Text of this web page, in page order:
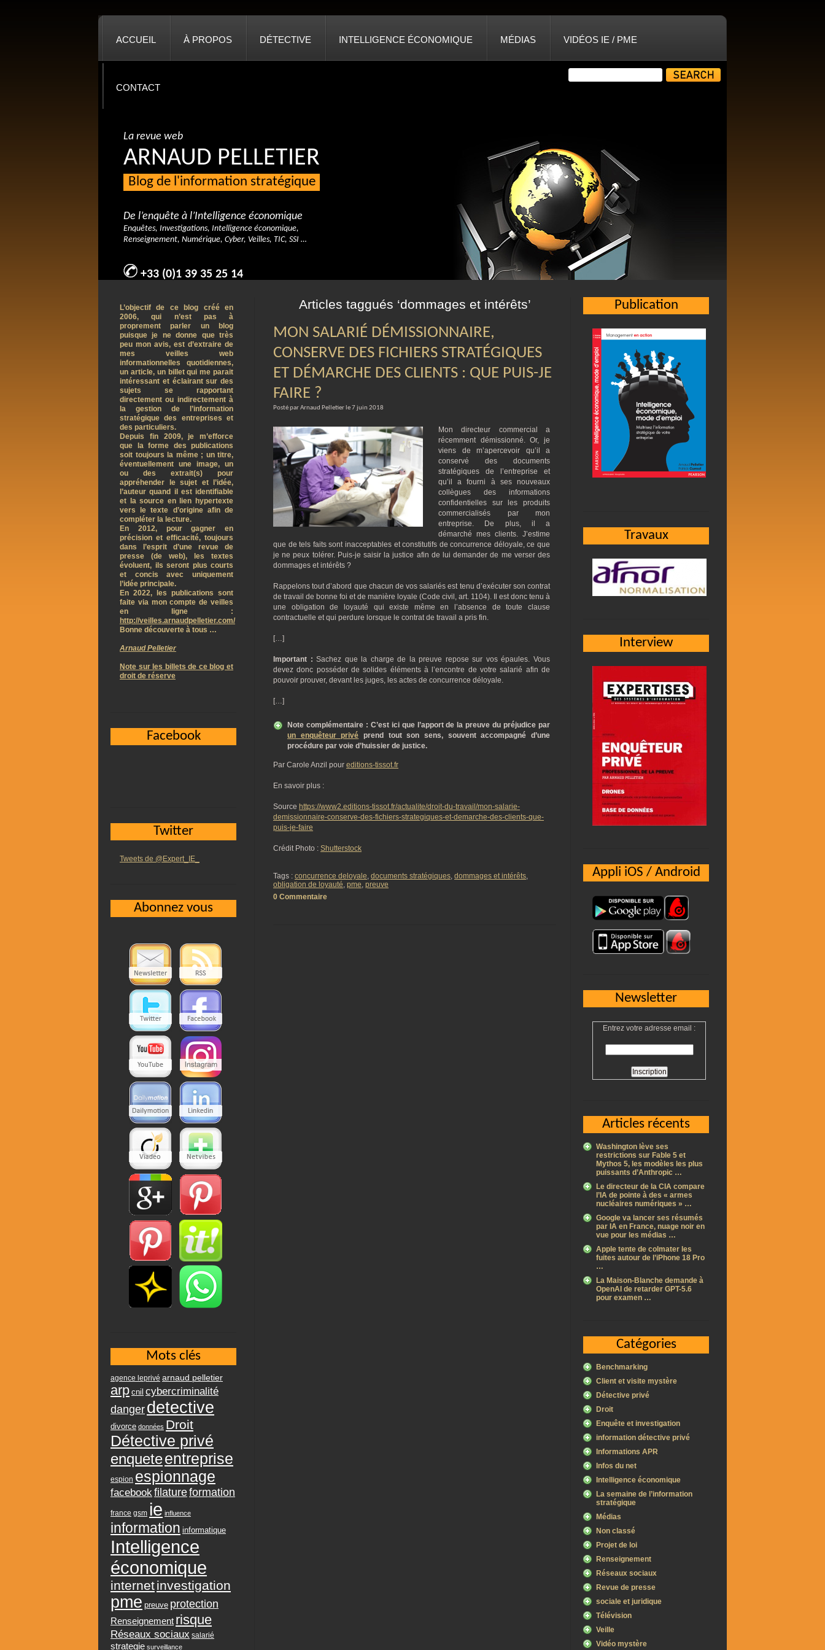
ACCUEIL À PROPOS DÉTECTIVE INTELLIGENCE ÉCONOMIQUE MÉDIAS VIDÉOS IE / PME
CONTACT
La revue web
ARNAUD PELLETIER
Blog de l'information stratégique
De l’enquête à l’Intelligence économique
Enquêtes, Investigations, Intelligence économique,
Renseignement, Numérique, Cyber, Veilles, TIC, SSI …
+33 (0)1 39 35 25 14
Articles taggués ‘dommages et intérêts’
MON SALARIÉ DÉMISSIONNAIRE,
CONSERVE DES FICHIERS STRATÉGIQUES
ET DÉMARCHE DES CLIENTS : QUE PUIS-JE
FAIRE ?
Posté par Arnaud Pelletier le 7 juin 2018
Mon directeur commercial a
récemment démissionné. Or, je
viens de m’apercevoir qu’il a
conservé des documents
stratégiques de l’entreprise et
qu’il a fourni à ses nouveaux
collègues des informations
confidentielles sur les produits
commercialisés par mon
entreprise. De plus, il a
démarché mes clients. J’estime
que de tels faits sont inacceptables et constitutifs de concurrence déloyale, ce que
je ne peux tolérer. Puis-je saisir la justice afin de lui demander de me verser des
dommages et intérêts ?
Rappelons tout d’abord que chacun de vos salariés est tenu d’exécuter son contrat
de travail de bonne foi et de manière loyale (Code civil, art. 1104). Il est donc tenu à
une obligation de loyauté qui existe même en l’absence de toute clause
contractuelle et qui perdure lorsque le contrat de travail a pris fin.
[…]
Important :Sachez que la charge de la preuve repose sur vos épaules. Vous
devez donc posséder de solides éléments à l’encontre de votre salarié afin de
pouvoir prouver, devant les juges, les actes de concurrence déloyale.
[…]
Note complémentaire : C’est ici que l’apport de la preuve du préjudice par
un enquêteur privé prend tout son sens, souvent accompagné d’une
procédure par voie d’huissier de justice.
Par Carole Anzil pour editions-tissot.fr
En savoir plus :
Source https://www2.editions-tissot.fr/actualite/droit-du-travail/mon-salarie-
demissionnaire-conserve-des-fichiers-strategiques-et-demarche-des-clients-que-
puis-je-faire
Crédit Photo : Shutterstock
Tags : concurrence deloyale, documents stratégiques, dommages et intérêts,
obligation de loyauté, pme, preuve
0 Commentaire
Publication
Travaux
Interview
Appli iOS / Android
Newsletter
Entrez votre adresse email :
Articles récents
Washington lève ses
restrictions sur Fable 5 et
Mythos 5, les modèles les plus
puissants d’Anthropic …
Le directeur de la CIA compare
l’IA de pointe à des « armes
nucléaires numériques » …
Google va lancer ses résumés
par IA en France, nuage noir en
vue pour les médias …
Apple tente de colmater les
fuites autour de l’iPhone 18 Pro
…
La Maison-Blanche demande à
OpenAI de retarder GPT-5.6
pour examen …
Catégories
Benchmarking
Client et visite mystère
Détective privé
Droit
Enquête et investigation
information détective privé
Informations APR
Infos du net
Intelligence économique
La semaine de l’information
stratégique
Médias
Non classé
Projet de loi
Renseignement
Réseaux sociaux
Revue de presse
sociale et juridique
Télévision
Veille
Vidéo mystère
L’objectif de ce blog créé en
2006, qui n’est pas à
proprement parler un blog
puisque je ne donne que très
peu mon avis, est d’extraire de
mes veilles web
informationnelles quotidiennes,
un article, un billet qui me parait
intéressant et éclairant sur des
sujets se rapportant
directement ou indirectement à
la gestion de l’information
stratégique des entreprises et
des particuliers.
Depuis fin 2009, je m’efforce
que la forme des publications
soit toujours la même ; un titre,
éventuellement une image, un
ou des extrait(s) pour
appréhender le sujet et l’idée,
l’auteur quand il est identifiable
et la source en lien hypertexte
vers le texte d’origine afin de
compléter la lecture.
En 2012, pour gagner en
précision et efficacité, toujours
dans l’esprit d’une revue de
presse (de web), les textes
évoluent, ils seront plus courts
et concis avec uniquement
l’idée principale.
En 2022, les publications sont
faite via mon compte de veilles
en ligne :
http://veilles.arnaudpelletier.com/
Bonne découverte à tous …
Arnaud Pelletier
Note sur les billets de ce blog et
droit de réserve
Facebook
Twitter
Tweets de @Expert_IE_
Abonnez vous
Mots clés
agence leprivé arnaud pelletier
arp cnil cybercriminalité
danger detective
divorce données Droit
Détective privé
enqueteentreprise
espion espionnage
facebookfilatureformation
france gsm ie influence
information informatique
Intelligence
économique
internetinvestigation
pme preuve protection
Renseignement risque
Réseaux sociaux salarié
strategie surveillance